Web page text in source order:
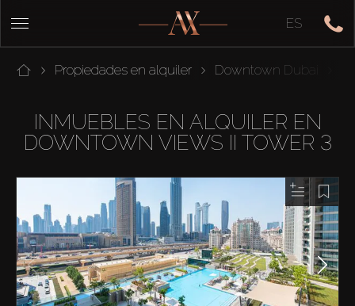
ES
Propiedades en alquiler Downtown Dubai
INMUEBLES EN ALQUILER EN
DOWNTOWN VIEWS II TOWER 3